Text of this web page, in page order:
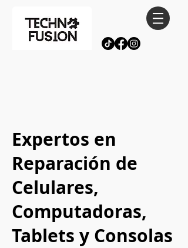
Expertos en
Reparación de
Celulares,
Computadoras,
Tablets y Consolas